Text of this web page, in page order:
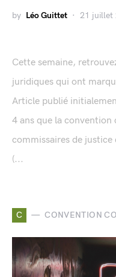
by Léo Guittet 21 juillet
Cette semaine,
juridiques qui ont
Article publié
4 ans que la convention
commissaires de
(...
C CONVENTION